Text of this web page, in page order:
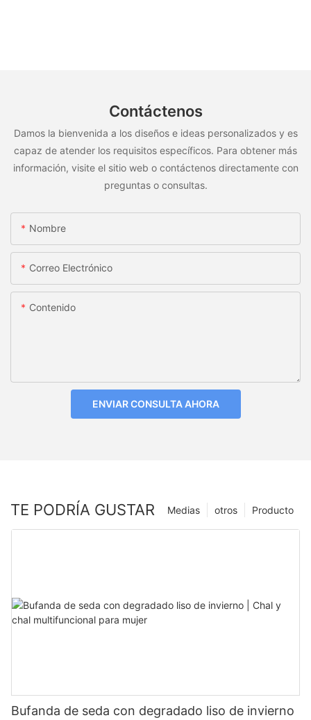
Contáctenos
Damos la bienvenida a los diseños e ideas personalizados y es
capaz de atender los requisitos específicos. Para obtener más
información, visite el sitio web o contáctenos directamente con
preguntas o consultas.
Nombre
Correo Electrónico
Contenido
ENVIAR CONSULTA AHORA
TE PODRÍA GUSTAR Producto
otros
Medias
Bufanda de seda con degradado liso de invierno